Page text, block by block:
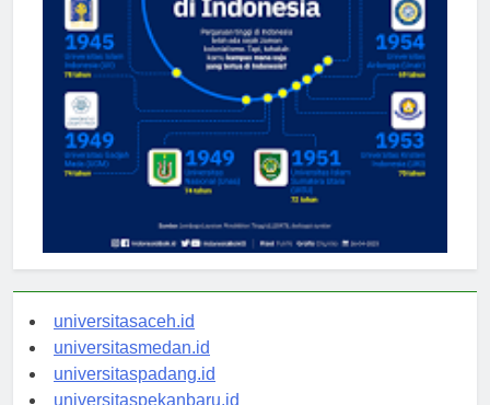
universitasaceh.id
universitasmedan.id
universitaspadang.id